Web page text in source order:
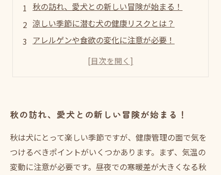
秋の訪れ、愛犬との新しい冒険が始まる！
涼しい季節に潜む犬の健康リスクとは？
アレルゲンや食欲の変化に注意が必要！
紅葉狩りやハイキングでの健康管理のポイント
秋の訪れ、愛犬との新しい冒険が始まる！
秋は犬にとって楽しい季節ですが、健康管理の面で気を
つけるべきポイントがいくつかあります。まず、気温の
変動に注意が必要です。昼夜での寒暖差が大きくなる秋